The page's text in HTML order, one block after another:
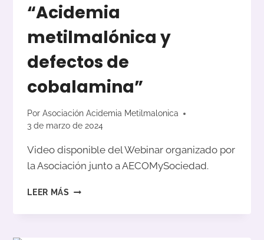
“Acidemia
metilmalónica y
defectos de
cobalamina”
Por Asociación Acidemia Metilmalonica
3 de marzo de 2024
Video disponible del Webinar organizado por
la Asociación junto a AECOMySociedad.
LEER MÁS WEBINAR
+